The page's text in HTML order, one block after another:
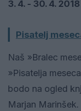
3. 4. - 30. 4. 2018
Pisatelj
Naš »Bralec
»Pisatelja
bodo na ogled
Marjan